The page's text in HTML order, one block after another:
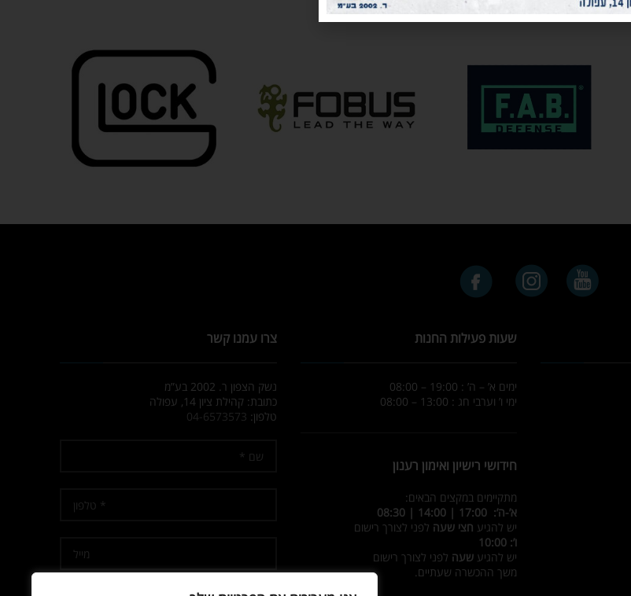
שעות פעילות החנות
ימים א’ – ה’ : 19:00 – 08:00
ימי ו’ וערבי חג : 13:00 – 08:00
חידושי רישיון ואימון רענון
מתקיימים במקצים הבאים:
א’-ה’: 17:00 | 14:00 | 08:30
יש להגיע חצי שעה לפני לצורך רישום
ו’: 10:00
יש להגיע שעה לפני לצורך רישום
משך ההכשרה שעתיים.
צרו עמנו קשר
נשק הצפון ר. 2002 בע”מ
כתובת: קהילת ציון 14, עפולה
טלפון: 04-6573573